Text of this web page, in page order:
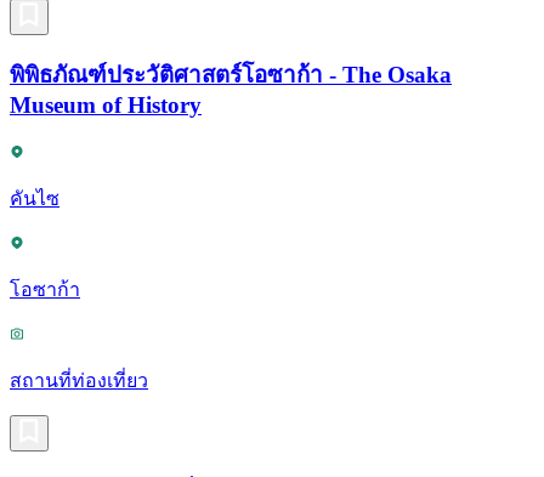
พิพิธภัณฑ์ประวัติศาสตร์โอซาก้า - The Osaka
Museum of History
คันไซ
โอซาก้า
สถานที่ท่องเที่ยว